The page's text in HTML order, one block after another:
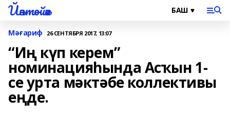
Йәнтөйәк
Мәғариф 26 СЕНТЯБРЯ 2017, 13:07
“Иң күп керем”
номинацияһында Асҡын 1-
се урта мәктәбе коллективы
еңде.